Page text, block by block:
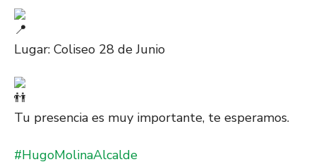
Lugar: Coliseo 28 de Junio
Tu presencia es muy importante, te esperamos.
#HugoMolinaAlcalde